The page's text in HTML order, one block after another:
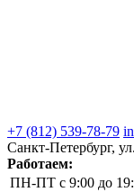
+7 (812) 539-78-79
Санкт-Петербург,
Работаем:
ПН-ПТ с 9:00 до